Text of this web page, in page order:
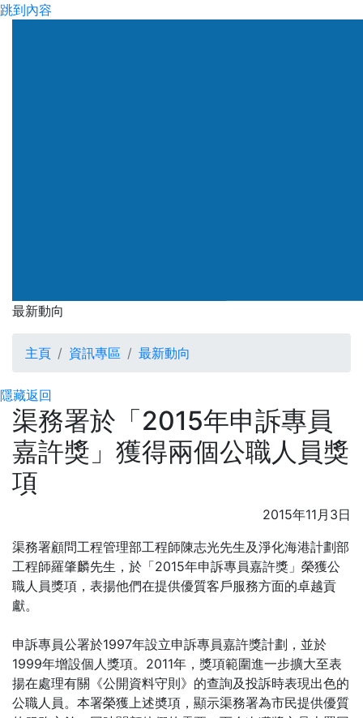
跳到內容
最新動向
最新動向
主頁 資訊專區 最新動向
隱藏返回
渠務署於「2015年申訴專員
嘉許獎」獲得兩個公職人員獎
項
2015年11月3日
渠務署顧問工程管理部工程師陳志光先生及淨化海港計劃部
工程師羅肇麟先生，於「2015年申訴專員嘉許獎」榮獲公
職人員獎項，表揚他們在提供優質客戶服務方面的卓越貢
獻。
申訴專員公署於1997年設立申訴專員嘉許獎計劃，並於
1999年增設個人獎項。2011年，獎項範圍進一步擴大至表
揚在處理有關《公開資料守則》的查詢及投訴時表現出色的
公職人員。本署榮獲上述奬項，顯示渠務署為市民提供優質